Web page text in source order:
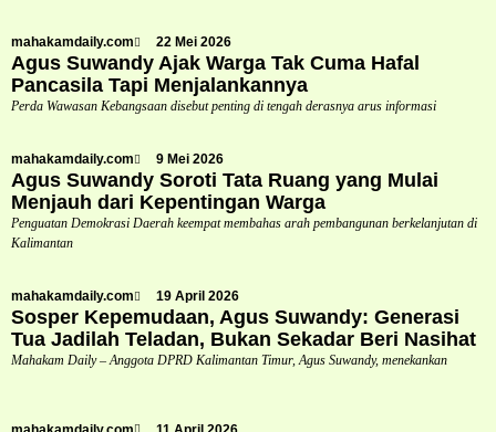
mahakamdaily.com 22 Mei 2026
Agus Suwandy Ajak Warga Tak Cuma Hafal
Pancasila Tapi Menjalankannya
Perda Wawasan Kebangsaan disebut penting di tengah derasnya arus informasi
mahakamdaily.com 9 Mei 2026
Agus Suwandy Soroti Tata Ruang yang Mulai
Menjauh dari Kepentingan Warga
Penguatan Demokrasi Daerah keempat membahas arah pembangunan berkelanjutan di
Kalimantan
mahakamdaily.com 19 April 2026
Sosper Kepemudaan, Agus Suwandy: Generasi
Tua Jadilah Teladan, Bukan Sekadar Beri Nasihat
Mahakam Daily – Anggota DPRD Kalimantan Timur, Agus Suwandy, menekankan